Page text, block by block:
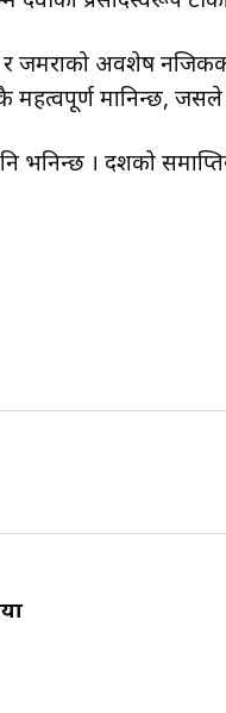
जमराको अवशेष
महत्वपूर्ण मानिन्छ, जसले
भनिन्छ । दशैंको